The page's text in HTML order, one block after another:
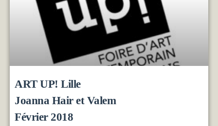
ART UP! Lille
Joanna Hair et Valem
Février 2018